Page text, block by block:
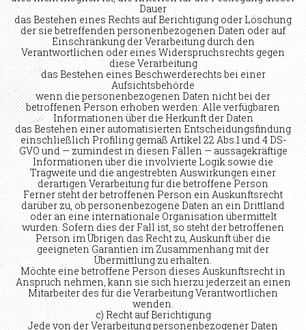
Dauer
das Bestehen eines Rechts auf Berichtigung oder Löschung
der sie betreffenden personenbezogenen Daten oder auf
Einschränkung der Verarbeitung durch den
Verantwortlichen oder eines Widerspruchsrechts gegen
diese Verarbeitung
das Bestehen eines Beschwerderechts bei einer
Aufsichtsbehörde
wenn die personenbezogenen Daten nicht bei der
betroffenen Person erhoben werden: Alle verfügbaren
Informationen über die Herkunft der Daten
das Bestehen einer automatisierten Entscheidungsfindung
einschließlich Profiling gemäß Artikel 22 Abs.1 und 4 DS-
GVO und — zumindest in diesen Fällen — aussagekräftige
Informationen über die involvierte Logik sowie die
Tragweite und die angestrebten Auswirkungen einer
derartigen Verarbeitung für die betroffene Person
Ferner steht der betroffenen Person ein Auskunftsrecht
darüber zu, ob personenbezogene Daten an ein Drittland
oder an eine internationale Organisation übermittelt
wurden. Sofern dies der Fall ist, so steht der betroffenen
Person im Übrigen das Recht zu, Auskunft über die
geeigneten Garantien im Zusammenhang mit der
Übermittlung zu erhalten.
Möchte eine betroffene Person dieses Auskunftsrecht in
Anspruch nehmen, kann sie sich hierzu jederzeit an einen
Mitarbeiter des für die Verarbeitung Verantwortlichen
wenden.
c) Recht auf Berichtigung
Jede von der Verarbeitung personenbezogener Daten